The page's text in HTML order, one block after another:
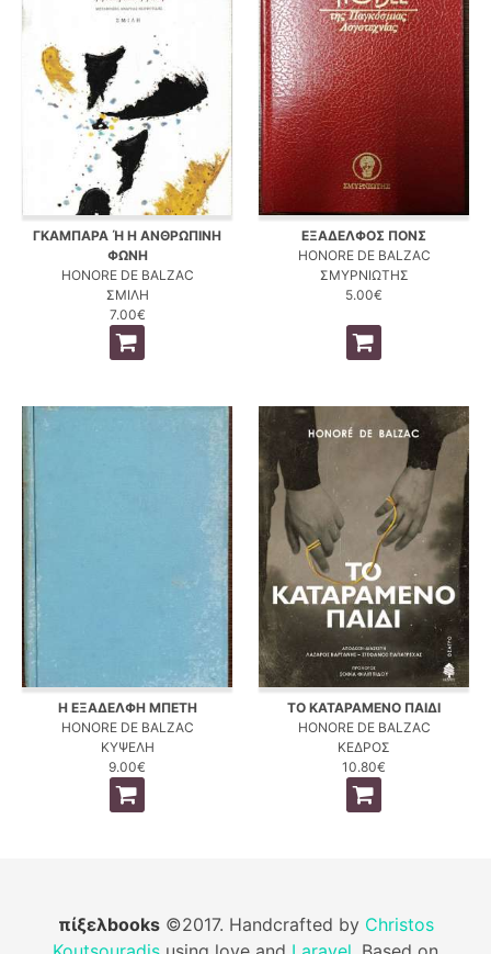
ΓΚΑΜΠΑΡΑ Ή Η ΑΝΘΡΩΠΙΝΗ
ΦΩΝΗ
HONORE DE BALZAC
ΣΜΙΛΗ
7.00€
ΕΞΑΔΕΛΦΟΣ ΠΟΝΣ
HONORE DE BALZAC
ΣΜΥΡΝΙΩΤΗΣ
5.00€
Η ΕΞΑΔΕΛΦΗ ΜΠΕΤΗ
HONORE DE BALZAC
ΚΥΨΕΛΗ
9.00€
ΤΟ ΚΑΤΑΡΑΜΕΝΟ ΠΑΙΔΙ
HONORE DE BALZAC
ΚΕΔΡΟΣ
10.80€
πίξελbooks©2017. Handcrafted by Christos